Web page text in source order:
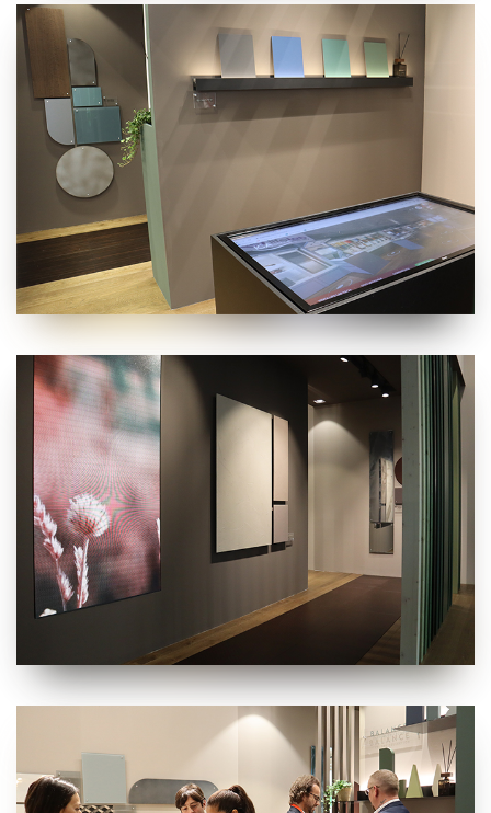
cookie e le terze parti che installano i cookie tramite il
presente sito. Puoi gestire in maniera del tutto autonoma i
cookie tramite la sezione "Cookie Policy - Impostazioni
Cookie", accettando o inibendo l'utilizzo delle diverse
tipologie di Cookie attive sul nostro sito.
Clicca qui per visualizzare l’Informativa Privacy.